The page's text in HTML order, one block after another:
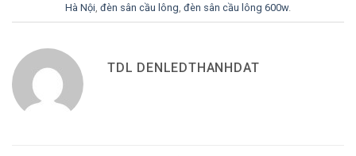
Hà Nội đèn sân cầu lông đèn sân cầu lông 600w.
TDL DENLEDTHANHDAT